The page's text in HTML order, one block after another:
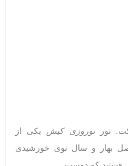
نوروزی کیش یکی از
بهار و سال نوی خورشیدی